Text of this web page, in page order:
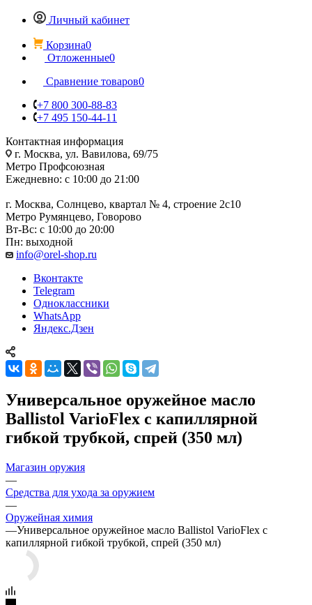
Личный кабинет
Корзина0
Отложенные0
Сравнение товаров0
+7 800 300-88-83
+7 495 150-44-11
Контактная информация
г. Москва, ул. Вавилова, 69/75
Метро Профсоюзная
Ежедневно: с 10:00 до 21:00
г. Москва, Солнцево, квартал № 4, строение 2с10
Метро Румянцево, Говорово
Вт-Вс: с 10:00 до 20:00
Пн: выходной
info@orel-shop.ru
Вконтакте
Telegram
Одноклассники
WhatsApp
Яндекс.Дзен
Универсальное оружейное масло
Ballistol VarioFlex с капиллярной
гибкой трубкой, спрей (350 мл)
Магазин оружия
—
Средства для ухода за оружием
—
Оружейная химия
—Универсальное оружейное масло Ballistol VarioFlex с
капиллярной гибкой трубкой, спрей (350 мл)